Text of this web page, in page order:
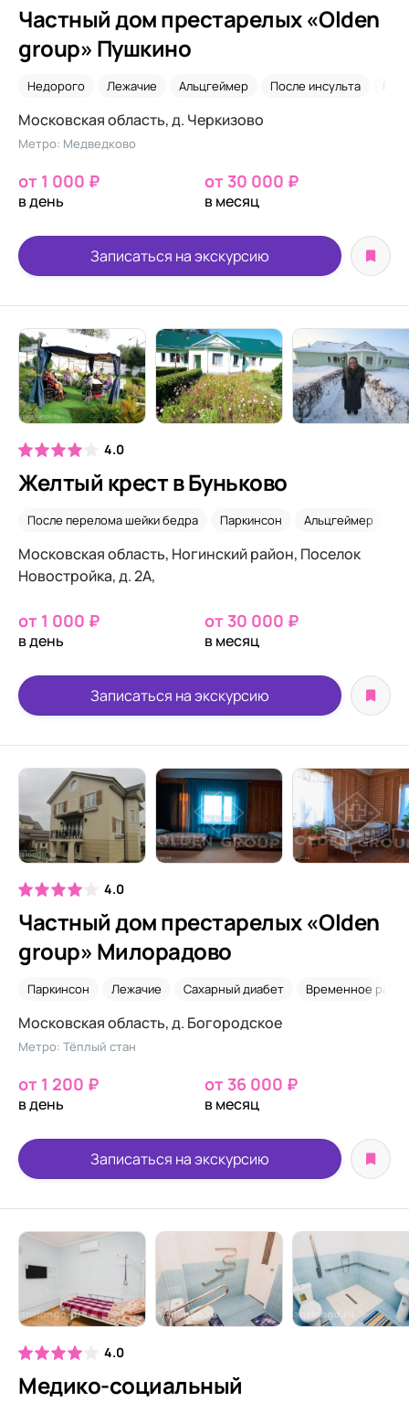
Частный дом престарелых «Olden
group» Пушкино
Недорого Лежачие Альцгеймер После инсульта
Московская область, д. Черкизово
Метро: Медведково
от 1 000 ₽
в день
от 30 000 ₽
в месяц
Записаться на экскурсию
4.0
Желтый крест в Буньково
После перелома шейки бедра Паркинсон Альцгеймер
Московская область, Ногинский район, Поселок
Новостройка, д. 2А,
от 1 000 ₽
в день
от 30 000 ₽
в месяц
Записаться на экскурсию
4.0
Частный дом престарелых «Olden
group» Милорадово
Паркинсон Лежачие Сахарный диабет Временное
Московская область, д. Богородское
Метро: Тёплый стан
от 1 200 ₽
в день
от 36 000 ₽
в месяц
Записаться на экскурсию
4.0
Медико-социальный